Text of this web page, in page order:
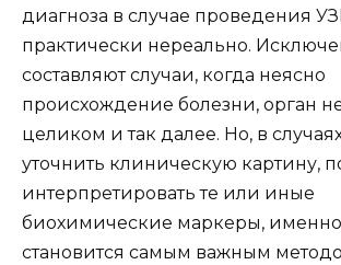
диагноза в случае проведения
практически нереально.
составляют случаи, когда неясно
происхождение болезни, орган
целиком и так далее. Но, в
уточнить клиническую картину,
интерпретировать те или иные
биохимические маркеры,
становится самым важным